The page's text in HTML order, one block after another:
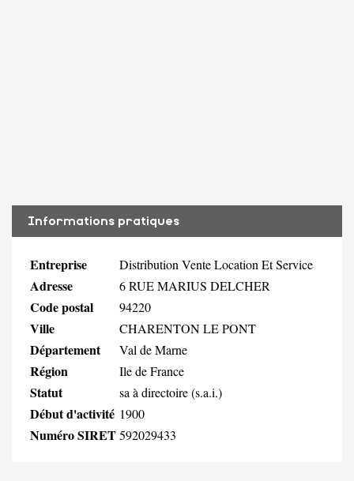
Informations pratiques
Entreprise Distribution Vente Location Et Service
Adresse 6 RUE MARIUS DELCHER
Code postal 94220
Ville CHARENTON LE PONT
Département Val de Marne
Région Ile de France
Statut sa à directoire (s.a.i.)
Début d'activité 1900
Numéro SIRET592029433